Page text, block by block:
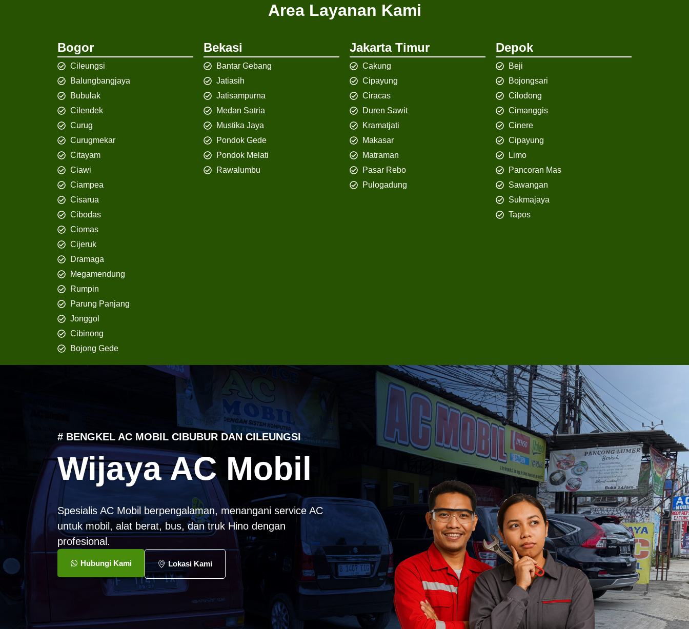
Area Layanan Kami
Bogor
Cileungsi
Balungbangjaya
Bubulak
Cilendek
Curug
Curugmekar
Citayam
Ciawi
Ciampea
Cisarua
Cibodas
Ciomas
Cijeruk
Dramaga
Megamendung
Rumpin
Parung Panjang
Jonggol
Cibinong
Bojong Gede
Bekasi
Bantar Gebang
Jatiasih
Jatisampurna
Medan Satria
Mustika Jaya
Pondok Gede
Pondok Melati
Rawalumbu
Jakarta Timur
Cakung
Cipayung
Ciracas
Duren Sawit
Kramatjati
Makasar
Matraman
Pasar Rebo
Pulogadung
Depok
Beji
Bojongsari
Cilodong
Cimanggis
Cinere
Cipayung
Limo
Pancoran Mas
Sawangan
Sukmajaya
Tapos
# BENGKEL AC MOBIL CIBUBUR DAN CILEUNGSI
Wijaya AC Mobil
Spesialis AC Mobil berpengalaman, menangani service AC
untuk mobil, alat berat, bus, dan truk Hino dengan
profesional.
Hubungi Kami Lokasi Kami